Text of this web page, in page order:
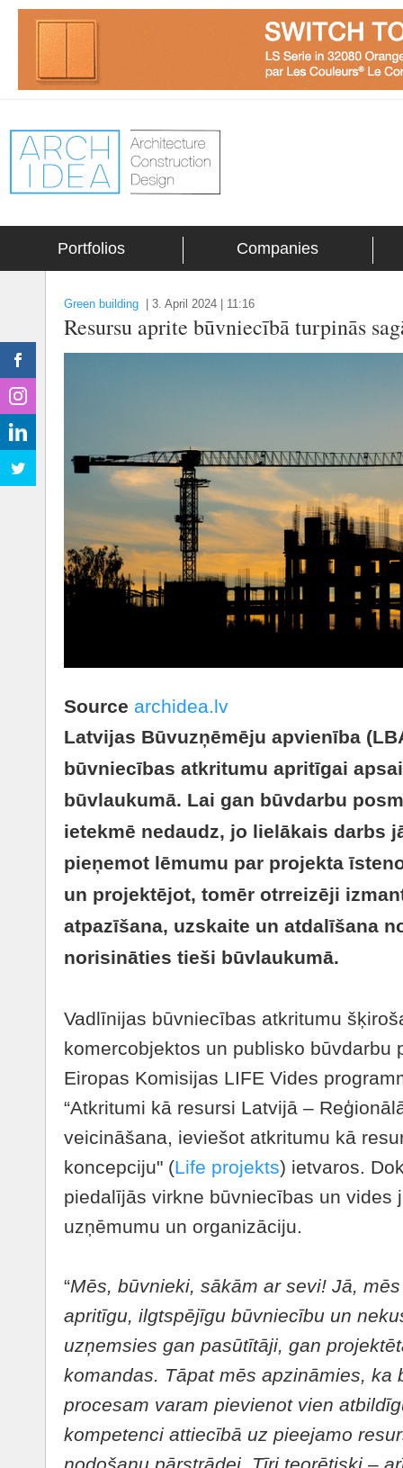
Portfolios Companies
Green building 3. April 2024 | 11:16
Resursu aprite būvniecībā turpinās
Source archidea.lv
Latvijas Būvuzņēmēju apvienība
būvniecības atkritumu apritīgai
būvlaukumā. Lai gan būvdarbu
ietekmē nedaudz, jo lielākais darbs
pieņemot lēmumu par projekta
un projektējot, tomēr otrreizēji
atpazīšana, uzskaite un atdalīšana
norisināties tieši būvlaukumā.
Vadlīnijas būvniecības atkritumu
komercobjektos un publisko būvdarbu
Eiropas Komisijas LIFE Vides
“Atkritumi kā resursi Latvijā –
veicināšana, ieviešot atkritumu kā
koncepciju" (Life projekts) ietvaros.
piedalījās virkne būvniecības un vides
uzņēmumu un organizāciju.
“Mēs, būvnieki, sākām ar sevi! Jā, mē
apritīgu, ilgtspējīgu būvniecību un
uzņemsies gan pasūtītāji, gan
komandas. Tāpat mēs apzināmies, ka
procesam varam pievienot vien atbild
kompetenci attiecībā uz pieejamo